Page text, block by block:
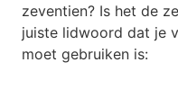
zeventien? Is het de
juiste lidwoord dat je
moet gebruiken is: